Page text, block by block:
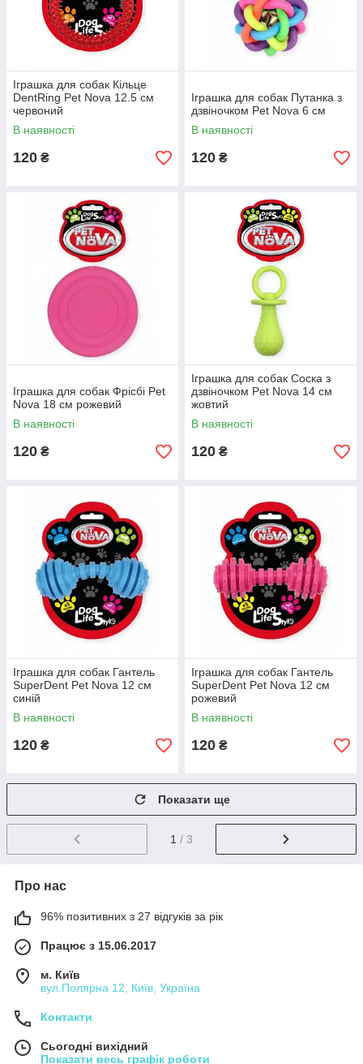
Іграшка для собак Кільце
DentRing Pet Nova 12.5 см
червоний
В наявності
120 ₴
Іграшка для собак Путанка з
дзвіночком Pet Nova 6 см
В наявності
120 ₴
Іграшка для собак Фрісбі Pet
Nova 18 см рожевий
В наявності
120 ₴
Іграшка для собак Соска з
дзвіночком Pet Nova 14 см
жовтий
В наявності
120 ₴
Іграшка для собак Гантель
SuperDent Pet Nova 12 см
синій
В наявності
120 ₴
Іграшка для собак Гантель
SuperDent Pet Nova 12 см
рожевий
В наявності
120 ₴
Показати ще
1 / 3
Про нас
96% позитивних з 27 відгуків за рік
Працює з 15.06.2017
м. Київ
вул.Полярна 12, Київ, Україна
Контакти
Сьогодні вихідний
Показати весь графік роботи